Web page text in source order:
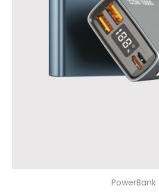
PowerBank